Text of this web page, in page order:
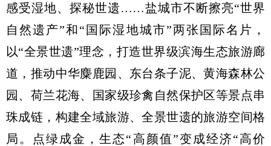
感受湿地、探秘世遗……盐城市不断擦亮“世界
自然遗产”和“国际湿地城市”两张国际名片，
以“全景世遗”理念，打造世界级滨海生态旅游廊
道，推动中华麋鹿园、东台条子泥、黄海森林公
园、荷兰花海、国家级珍禽自然保护区等景点串
珠成链，构建全域旅游、全景世遗的旅游空间格
局。点绿成金，生态“高颜值”变成经济“高价